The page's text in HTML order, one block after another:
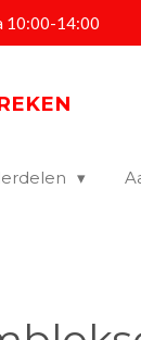
10:00-14:00